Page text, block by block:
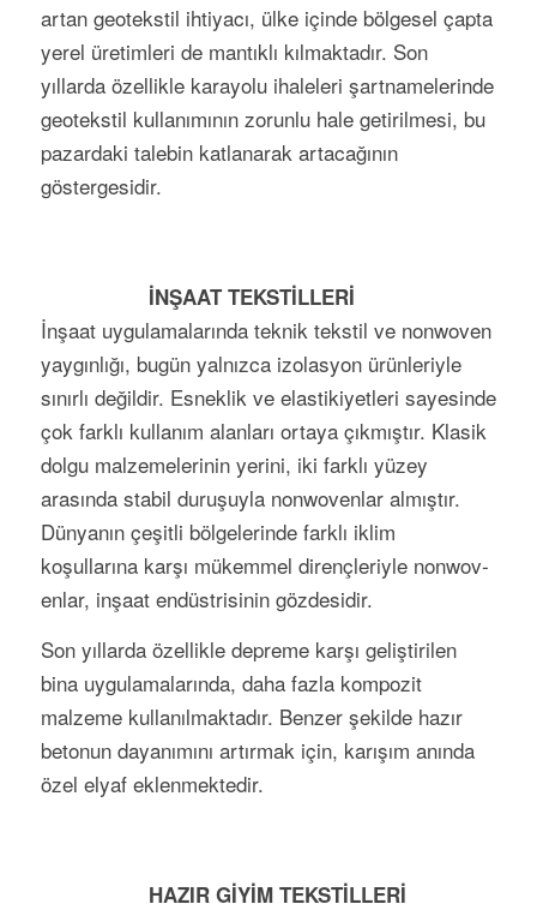
artan geotekstil ihtiyacı, ülke içinde bölgesel çapta
yerel üretimleri de mantıklı kılmaktadır. Son
yıllarda özellikle karayolu ihaleleri şartnamelerinde
geotekstil kullanımının zorunlu hale getirilmesi, bu
pazardaki talebin katlanarak artacağının
göstergesidir.
İNŞAAT TEKSTİLLERİ
İnşaat uygulamalarında teknik tekstil ve nonwoven
yaygınlığı, bugün yalnızca izolasyon ürünleriyle
sınırlı değildir. Esneklik ve elastikiyetleri sayesinde
çok farklı kullanım alanları ortaya çıkmıştır. Klasik
dolgu malzemelerinin yerini, iki farklı yüzey
arasında stabil duruşuyla nonwovenlar almıştır.
Dünyanın çeşitli bölgelerinde farklı iklim
koşullarına karşı mükemmel dirençleriyle non­wov­
enlar, inşaat endüs­trisinin gözde­sidir.
Son yıllarda özel­likle depreme karşı ge­liştir­ilen
bina uygulamala­rında, daha fazla kompozit
malzeme kullanılmaktadır. Benzer şekilde hazır
betonun dayanımını artırmak için, karışım anında
ö­zel elyaf eklenmektedir.
HAZIR GİYİM TEKSTİLLERİ